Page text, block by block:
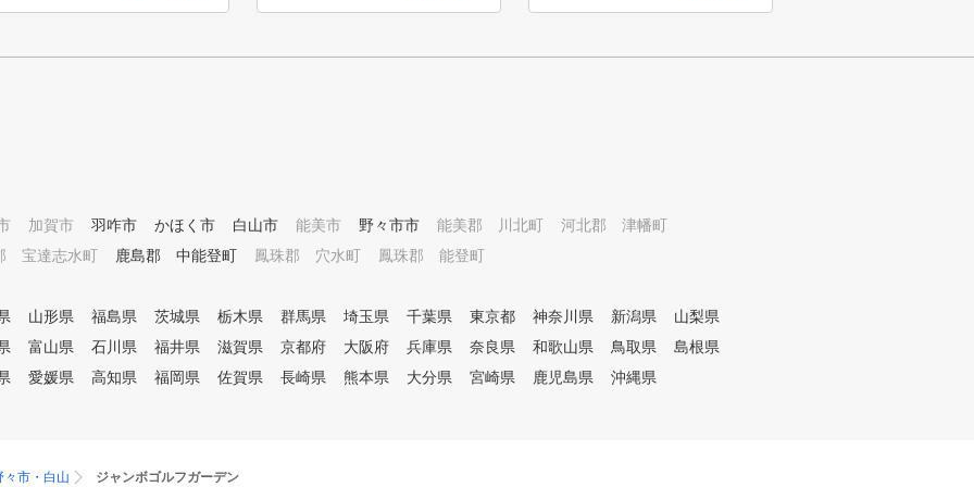
備え、快適な自動ティーアップ
いたクラブハウスや充実したサ
加賀市 羽咋市 かほく市 白山市 能美市 野々市市 能美郡 川北町
河北郡 津幡町
宝達志水町
鹿島郡 中能登町 鳳珠郡 穴水町 鳳珠郡 能登町
山形県 福島県 茨城県 栃木県 群馬県 埼玉県 千葉県 東京都 神奈川県 新潟県
山梨県
富山県 石川県 福井県 滋賀県 京都府 大阪府 兵庫県 奈良県 和歌山県 鳥取県
島根県
愛媛県 高知県 福岡県 佐賀県 長崎県 熊本県 大分県 宮崎県 鹿児島県 沖縄県
々市・白山 ジャンボゴルフガーデン